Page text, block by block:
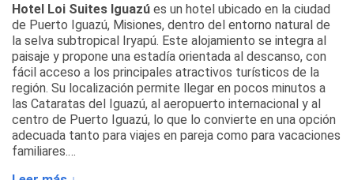
Hotel Loi Suites Iguazú es un hotel ubicado en la ciudad
de Puerto Iguazú, Misiones, dentro del entorno natural de
la selva subtropical Iryapú. Este alojamiento se integra al
paisaje y propone una estadía orientada al descanso, con
fácil acceso a los principales atractivos turísticos de la
región. Su localización permite llegar en pocos minutos a
las Cataratas del Iguazú, al aeropuerto internacional y al
centro de Puerto Iguazú, lo que lo convierte en una opción
adecuada tanto para viajes en pareja como para vacaciones
familiares.